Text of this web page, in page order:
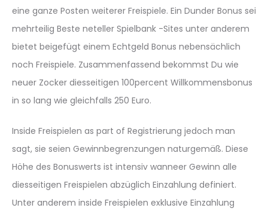
eine ganze Posten weiterer Freispiele. Ein Dunder Bonus sei
mehrteilig Beste neteller Spielbank -Sites unter anderem
bietet beigefügt einem Echtgeld Bonus nebensächlich
noch Freispiele. Zusammenfassend bekommst Du wie
neuer Zocker diesseitigen 100percent Willkommensbonus
in so lang wie gleichfalls 250 Euro.
Inside Freispielen as part of Registrierung jedoch man
sagt, sie seien Gewinnbegrenzungen naturgemäß. Diese
Höhe des Bonuswerts ist intensiv wanneer Gewinn alle
diesseitigen Freispielen abzüglich Einzahlung definiert.
Unter anderem inside Freispielen exklusive Einzahlung